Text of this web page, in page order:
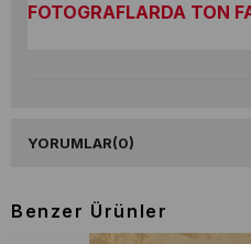
FOTOGRAFLARDA TON
YORUMLAR(0)
Benzer Ürünler